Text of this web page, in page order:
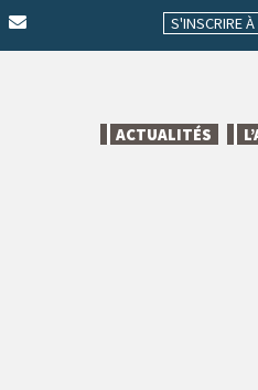
S'INSCRIRE
ACTUALITÉS